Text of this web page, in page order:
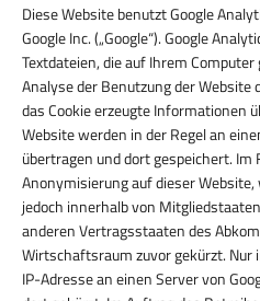
Diese Website benutzt Google
Google Inc. („Google“). Google
Textdateien, die auf Ihrem
Analyse der Benutzung der Website
das Cookie erzeugte Informationen
Website werden in der Regel an
übertragen und dort gespeichert. Im
Anonymisierung auf dieser
jedoch innerhalb von
anderen Vertragsstaaten des
Wirtschaftsraum zuvor gekürzt. Nur
IP-Adresse an einen Server von